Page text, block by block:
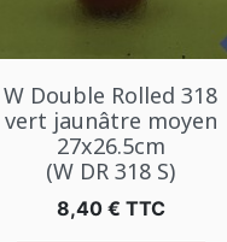
Aperçu rapide
W Double Rolled 318
vert jaunâtre moyen
27x26.5cm
(W DR 318 S)
Prix
8,40 € TTC